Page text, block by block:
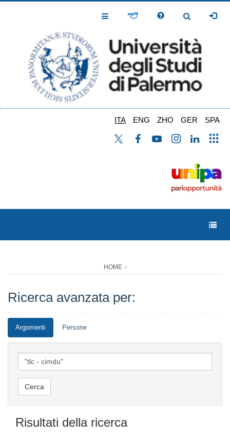
Toggle
Toggle
ITA ENG ZHO GER SPA
HOME
Ricerca avanzata per:
Argomenti Persone
Risultati della ricerca